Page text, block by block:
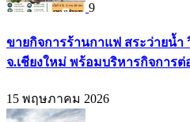
9
ขายกิจการร้านกาแฟ สระว่ายน้ำ
จ.เชียงใหม่ พร้อมบริหารกิจการต่อ
15 พฤษภาคม 2026